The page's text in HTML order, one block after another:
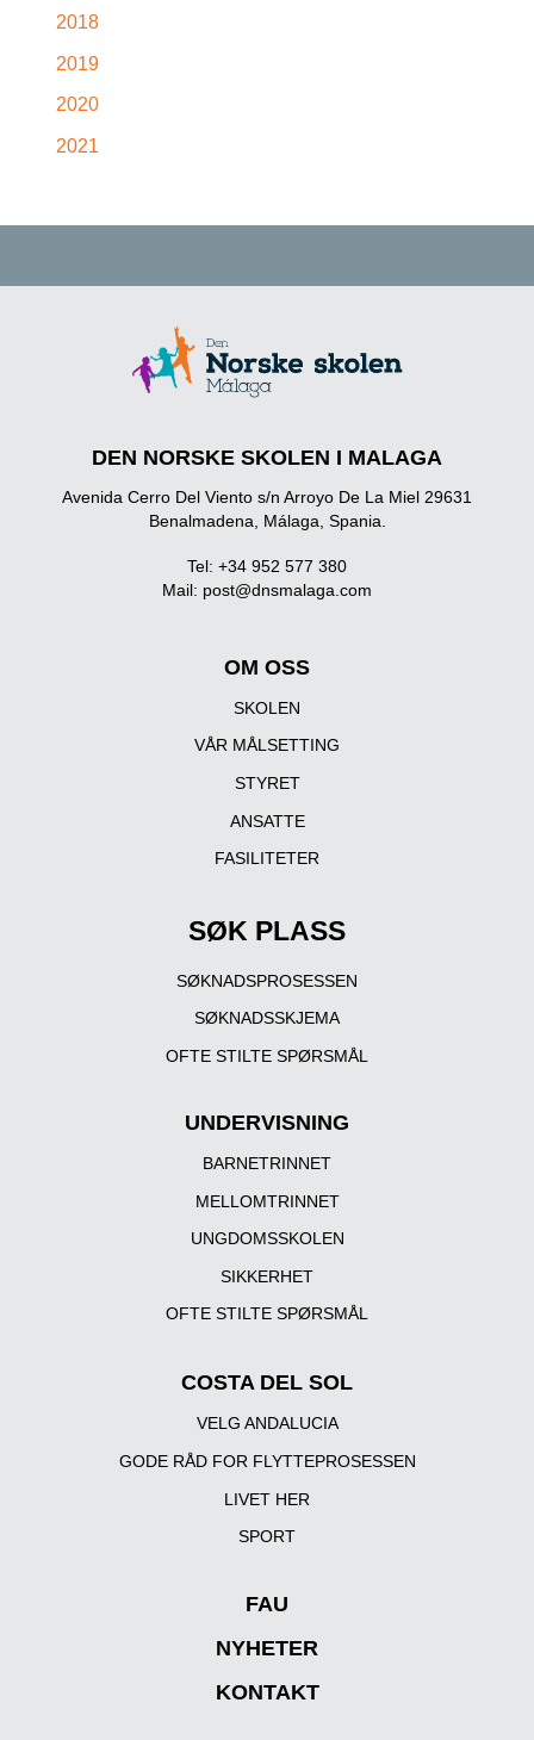
2018
2019
2020
2021
DEN NORSKE SKOLEN I MALAGA
Avenida Cerro Del Viento s/n Arroyo De La Miel 29631
Benalmadena, Málaga, Spania.
Tel: +34 952 577 380
Mail: post@dnsmalaga.com
OM OSS
SKOLEN
VÅR MÅLSETTING
STYRET
ANSATTE
FASILITETER
SØK PLASS
SØKNADSPROSESSEN
SØKNADSSKJEMA
OFTE STILTE SPØRSMÅL
UNDERVISNING
BARNETRINNET
MELLOMTRINNET
UNGDOMSSKOLEN
SIKKERHET
OFTE STILTE SPØRSMÅL
COSTA DEL SOL
VELG ANDALUCIA
GODE RÅD FOR FLYTTEPROSESSEN
LIVET HER
SPORT
FAU
NYHETER
KONTAKT